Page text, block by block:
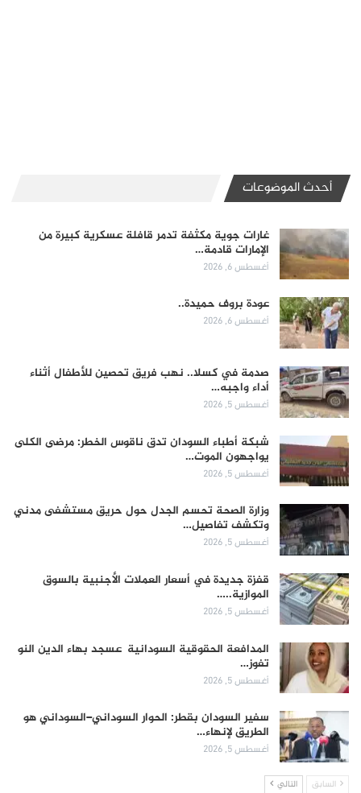
أحدث الموضوعات
غارات جوية مكثفة تدمر قافلة عسكرية كبيرة من
الإمارات قادمة…
أغسطس 6, 2026
عودة بروف حميدة..
أغسطس 6, 2026
صدمة في كسلا.. نهب فريق تحصين للأطفال أثناء
أداء واجبه…
أغسطس 5, 2026
شبكة أطباء السودان تدق ناقوس الخطر: مرضى الكلى
يواجهون الموت…
أغسطس 5, 2026
وزارة الصحة تحسم الجدل حول حريق مستشفى مدني
وتكشف تفاصيل…
أغسطس 5, 2026
قفزة جديدة في أسعار العملات الأجنبية بالسوق
الموازية..…
أغسطس 5, 2026
المدافعة الحقوقية السودانية عسجد بهاء الدين النو
تفوز…
أغسطس 5, 2026
سفير السودان بقطر: الحوار السوداني–السوداني هو
الطريق لإنهاء…
أغسطس 5, 2026
السابق التالي